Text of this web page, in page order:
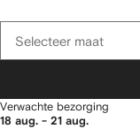
Selecteer maat
Verwachte bezorging
18 aug. - 21 aug.